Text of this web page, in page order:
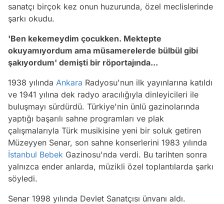
sanatçı birçok kez onun huzurunda, özel meclislerinde
şarkı okudu.
'Ben kekemeydim çocukken. Mektepte
okuyamıyordum ama müsamerelerde bülbül gibi
şakıyordum' demişti bir röportajında...
1938 yılında Ankara Radyosu'nun ilk yayınlarına katıldı
ve 1941 yılına dek radyo aracılığıyla dinleyicileri ile
buluşmayı sürdürdü. Türkiye'nin ünlü gazinolarında
yaptığı başarılı sahne programları ve plak
çalışmalarıyla Türk musikisine yeni bir soluk getiren
Müzeyyen Senar, son sahne konserlerini 1983 yılında
İstanbul Bebek Gazinosu'nda verdi. Bu tarihten sonra
yalnızca ender anlarda, müzikli özel toplantılarda şarkı
söyledi.
Senar 1998 yılında Devlet Sanatçısı ünvanı aldı.